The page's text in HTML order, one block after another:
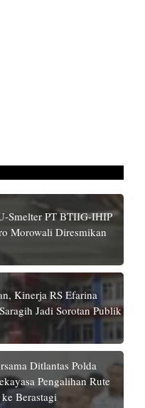
Smelter PT BTIIG-IHIP
Morowali Diresmikan
Kinerja RS Efarina
Jadi Sorotan Publik
Ditlantas Polda
Pengalihan Rute
Berastagi